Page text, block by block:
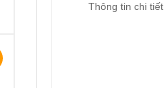
Thông tin chi tiết